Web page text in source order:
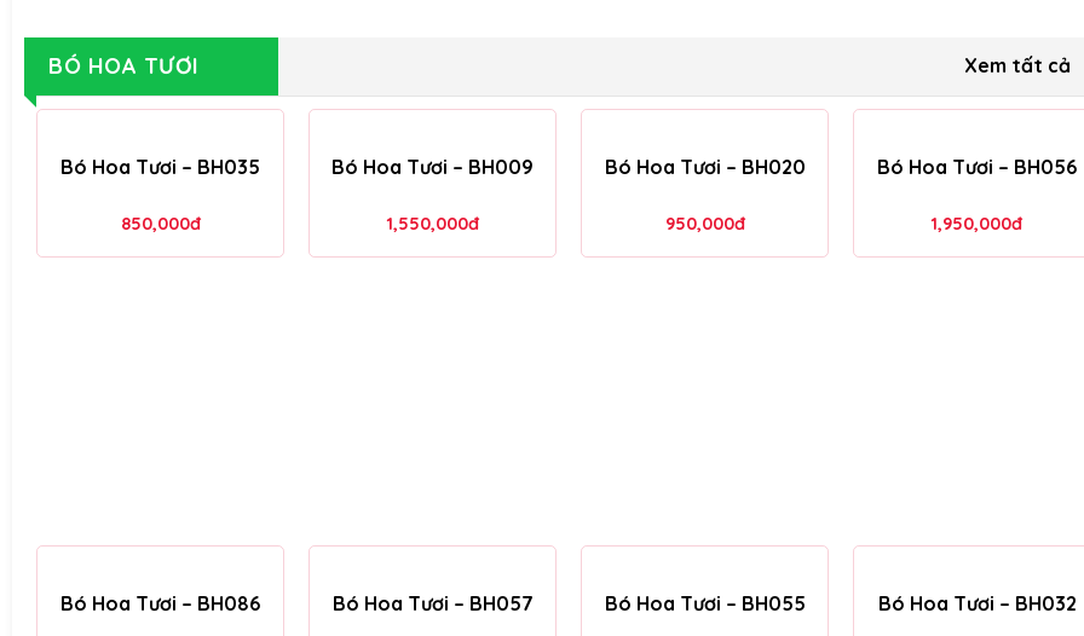
BÓ HOA TƯƠI Xem tất cả
Bó Hoa Tươi – BH035
850,000đ
Bó Hoa Tươi – BH009
1,550,000đ
Bó Hoa Tươi – BH020
950,000đ
Bó Hoa Tươi – BH056
1,950,000đ
Bó Hoa Tươi – BH086 Bó Hoa Tươi – BH057 Bó Hoa Tươi – BH055 Bó Hoa Tươi – BH032